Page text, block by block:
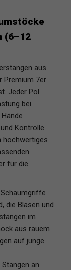
(6–12
aus
Premium 7er
Jeder Pol
bei
Kontrolle.
hochwertiges
für die
Schaumgriffe
die Blasen und
im
aus rauem
auf junge
an